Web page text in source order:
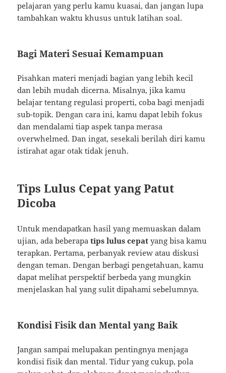
pelajaran yang perlu kamu kuasai, dan jangan lupa
tambahkan waktu khusus untuk latihan soal.
Bagi Materi Sesuai Kemampuan
Pisahkan materi menjadi bagian yang lebih kecil
dan lebih mudah dicerna. Misalnya, jika kamu
belajar tentang regulasi properti, coba bagi menjadi
sub-topik. Dengan cara ini, kamu dapat lebih fokus
dan mendalami tiap aspek tanpa merasa
overwhelmed. Dan ingat, sesekali berilah diri kamu
istirahat agar otak tidak jenuh.
Tips Lulus Cepat yang Patut
Dicoba
Untuk mendapatkan hasil yang memuaskan dalam
ujian, ada beberapatips lulus cepat yang bisa kamu
terapkan. Pertama, perbanyak review atau diskusi
dengan teman. Dengan berbagi pengetahuan, kamu
dapat melihat perspektif berbeda yang mungkin
menjelaskan hal yang sulit dipahami sebelumnya.
Kondisi Fisik dan Mental yang Baik
Jangan sampai melupakan pentingnya menjaga
kondisi fisik dan mental. Tidur yang cukup, pola